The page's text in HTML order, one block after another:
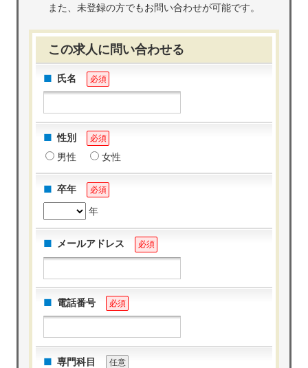
また、未登録の方でもお問い合わせが可能です。
この求人に問い合わせる
氏名 必須
性別 必須
男性 女性
卒年 必須
年
メールアドレス 必須
電話番号 必須
専門科目 任意